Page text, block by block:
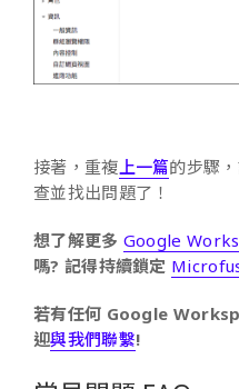
接著，重複 上一篇的步驟
查並找出問題了！
想了解更多 Google
嗎? 記得持續鎖定
若有任何 Google
迎與我們聯繫!